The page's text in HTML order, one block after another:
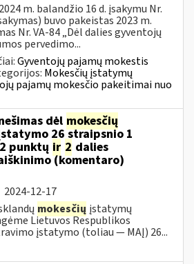
m. balandžio 16 d. įsakymu Nr.
buvo pakeistas 2023 m.
Nr. VA-84 „Dėl dalies gyventojų
pervedimo...
Gyventojų pajamų mokestis
Mokesčių įstatymų
pajamų mokesčio pakeitimai nuo
dėl mokesčių
26 straipsnio 1
punktų ir 2 dalies
(komentaro)
2024-12-17
mokesčių įstatymų
Lietuvos Respublikos
įstatymo (toliau — MAĮ) 26...